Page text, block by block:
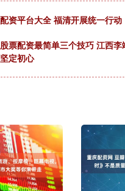
资平台大全 福清开展统一行动
票配资最简单三个技巧 江西
定初心